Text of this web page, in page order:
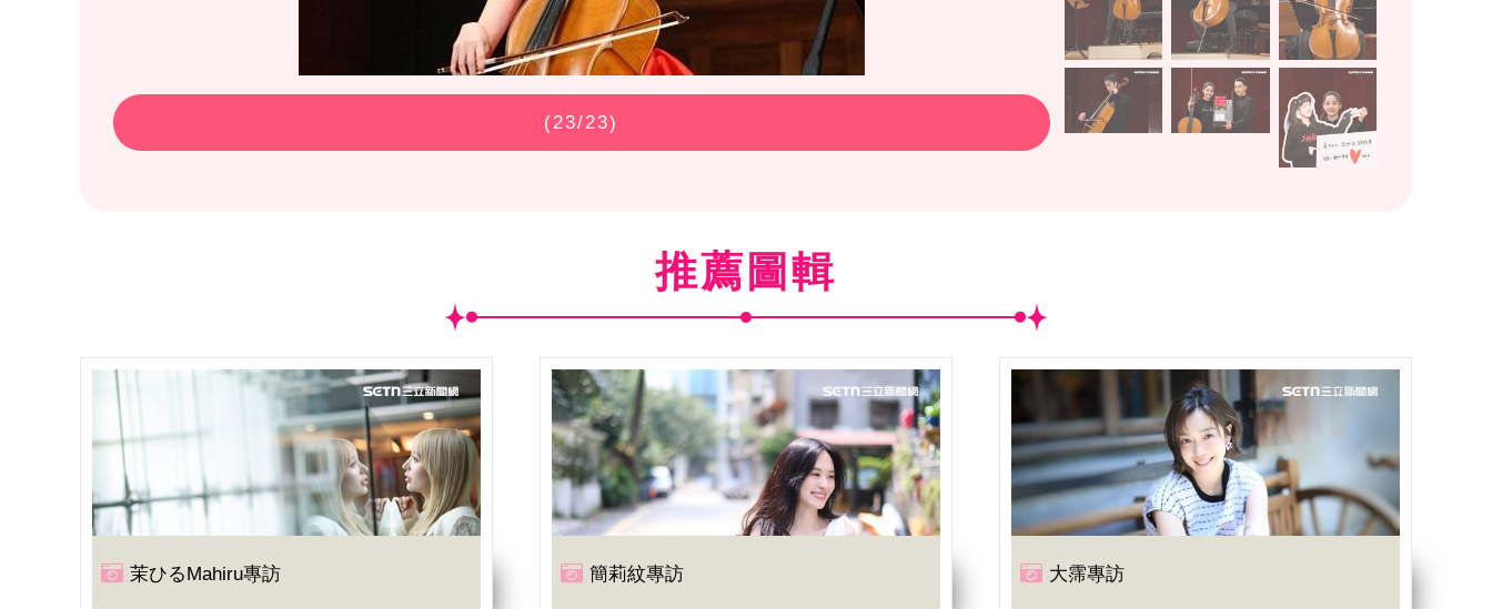
(23/23)
推薦圖輯
茉ひるMahiru專訪 簡莉紋專訪 大霈專訪